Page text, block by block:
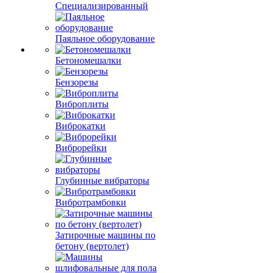
Специализированный
Паяльное оборудование
Бетономешалки
Бензорезы
Виброплиты
Виброкатки
Виброрейки
Глубинные вибраторы
Вибротрамбовки
Затирочные машины по
бетону (вертолет)